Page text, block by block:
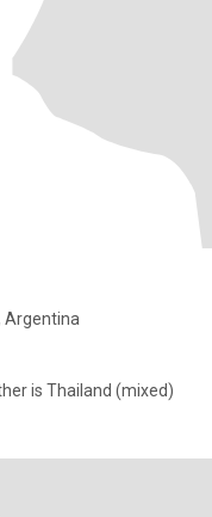
Argentina
is Thailand (mixed)